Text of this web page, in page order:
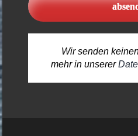
Wir senden
mehr in unserer